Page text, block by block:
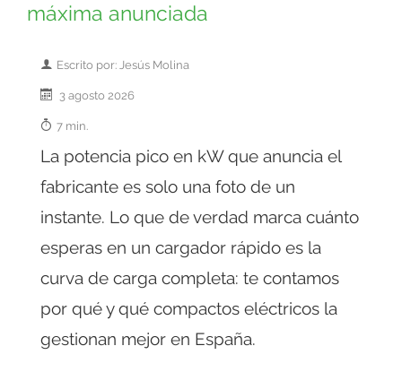
máxima anunciada
Escrito por: Jesús Molina
3 agosto 2026
7 min.
La potencia pico en kW que anuncia el
fabricante es solo una foto de un
instante. Lo que de verdad marca cuánto
esperas en un cargador rápido es la
curva de carga completa: te contamos
por qué y qué compactos eléctricos la
gestionan mejor en España.